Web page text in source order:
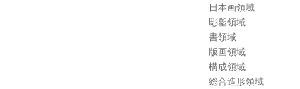
日本画領域
彫塑領域
書領域
版画領域
構成領域
総合造形領域